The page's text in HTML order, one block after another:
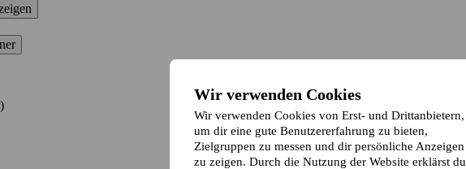
Wir verwenden Cookies
Wir verwenden Cookies von Erst- und Drittanbietern,
um dir eine gute Benutzererfahrung zu bieten,
Zielgruppen zu messen und dir persönliche Anzeigen
zu zeigen. Durch die Nutzung der Website erklärst du